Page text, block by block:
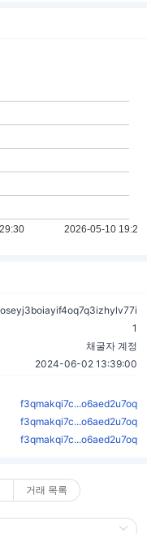
1
채굴자 계정
2024-06-02 13:39:00
f3qmakqi7c...o6aed2u7oq
f3qmakqi7c...o6aed2u7oq
f3qmakqi7c...o6aed2u7oq
거래 목록